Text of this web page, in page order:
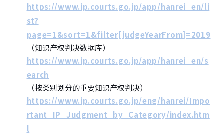
https://www.ip.courts.go.jp/app/hanrei_en/li
st?
page=1&sort=1&filter[judgeYearFrom]=2019
（知识产权判决数据库）
https://www.ip.courts.go.jp/app/hanrei_en/s
earch
（按类别划分的重要知识产权判决）
https://www.ip.courts.go.jp/eng/hanrei/Impo
rtant_IP_Judgment_by_Category/index.htm
l